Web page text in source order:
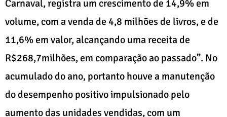
Carnaval, registra um crescimento de 14,9% em
volume, com a venda de 4,8 milhões de livros, e de
11,6% em valor, alcançando uma receita de
R$268,7milhões, em comparação ao passado”. No
acumulado do ano, portanto houve a manutenção
do desempenho positivo impulsionado pelo
aumento das unidades vendidas, com um